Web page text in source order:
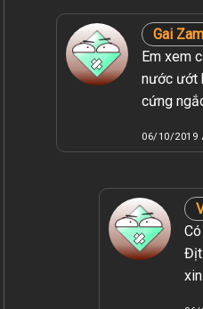
Gai
Em xem
nước ướt
cứng
06/10/2019
Địt